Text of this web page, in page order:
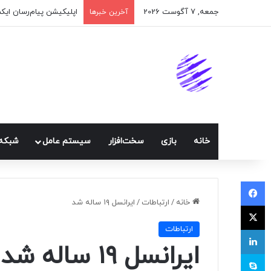
جمعه, 7 آگوست 2026 آخرین خبرها اپلیکیشن پیام‌رسان
خانه بازی سخت‌افزار سيستم عامل
خانه / ارتباطات / ایرانسل ۱۹ ساله شد
ارتباطات
ایرانسل ۱۹ ساله شد
فیسبوک